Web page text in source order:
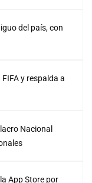
del país, con
y respalda a
Nacional
App Store por